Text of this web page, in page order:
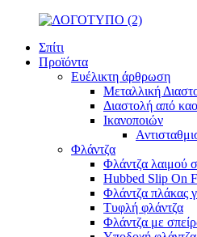
Σπίτι
Προϊόντα
Ευέλικτη άρθρωση
Μεταλλική
Διαστολή από
Ικανοποιών
Φλάντζα
Φλάντζα λαιμού
Hubbed Slip On
Φλάντζα πλάκας
Τυφλή φλάντζα
Φλάντζα με